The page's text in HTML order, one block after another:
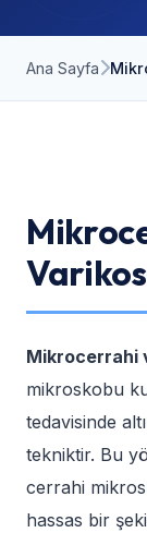
Ana Sayfa
Mikrocerrahi
mikroskobu
tedavisinde
tekniktir. Bu
cerrahi
hassas bir